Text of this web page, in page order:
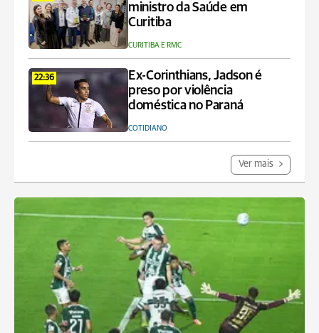
ministro da Saúde em
Curitiba
CURITIBA E RMC
22:36
Ex-Corinthians, Jadson é
preso por violência
doméstica no Paraná
COTIDIANO
Ver mais